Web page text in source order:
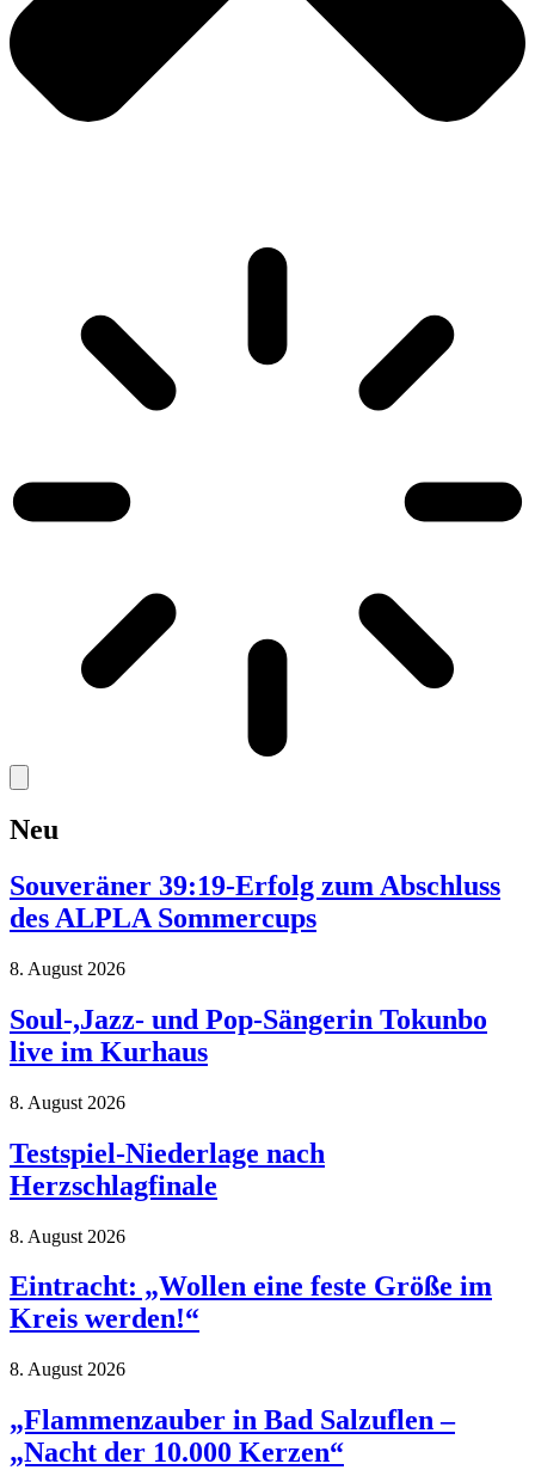
Neu
Souveräner 39:19-Erfolg zum Abschluss
des ALPLA Sommercups
8. August 2026
Soul-,Jazz- und Pop-Sängerin Tokunbo
live im Kurhaus
8. August 2026
Testspiel-Niederlage nach
Herzschlagfinale
8. August 2026
Eintracht: „Wollen eine feste Größe im
Kreis werden!“
8. August 2026
„Flammenzauber in Bad Salzuflen –
„Nacht der 10.000 Kerzen“